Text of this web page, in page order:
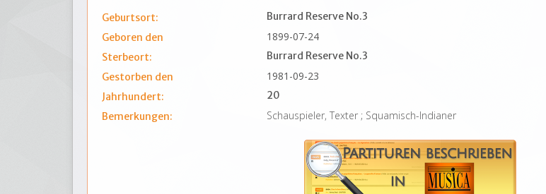
Geburtsort:
Burrard Reserve No.3
Geboren den
1899-07-24
Sterbeort:
Burrard Reserve No.3
Gestorben den
1981-09-23
Jahrhundert:
20
Bemerkungen:
Schauspieler, Texter ; Squamisch-Indianer